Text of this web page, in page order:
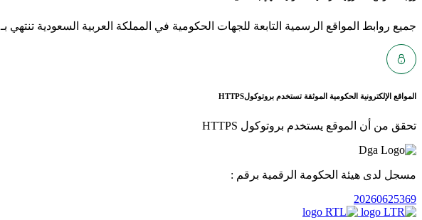
جميع روابط المواقع الرسمية التابعة للجهات الحكومية في المملكة العربية السعودية تنتهي بـ gov.sa
المواقع الإلكترونية الحكومية الموثقة تستخدم بروتوكولHTTPS
تحقق من أن الموقع يستخدم بروتوكول HTTPS
مسجل لدى هيئة الحكومة الرقمية برقم :
20260625369